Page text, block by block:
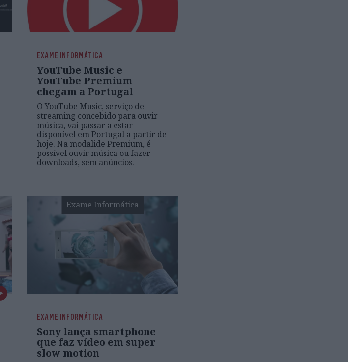
EXAME INFORMÁTICA
YouTube Music e
YouTube Premium
chegam a Portugal
O YouTube Music, serviço de
streaming concebido para ouvir
música, vai passar a estar
disponível em Portugal a partir de
hoje. Na modalide Premium, é
possível ouvir música ou fazer
downloads, sem anúncios.
Exame Informática
EXAME INFORMÁTICA
Sony lança smartphone
que faz vídeo em super
slow motion